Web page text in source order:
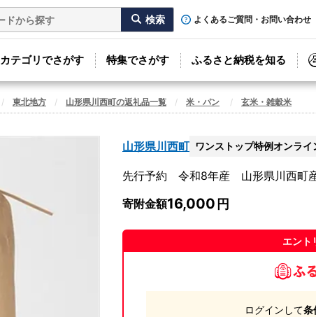
よくあるご質問・お問い合わせ
カテゴリでさがす 特集でさがす ふるさと納税を知る
東北地方 山形県川西町の返礼品一覧 米・パン 玄米・雑穀米
山形県川西町 ワンストップ特例オンライ
先行予約 令和8年産 山形県川西町
寄附金額16,000
エント
ログインして条